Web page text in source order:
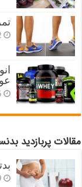
مقالات پربازدید